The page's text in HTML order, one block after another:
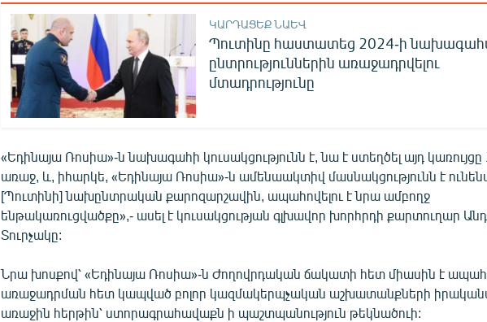
ԿԱՐԴԱՑԵՔ ՆԱԵՎ
Պուտինը հաստատեց 2024-ի
ընտրություններին առաջադրվելու
մտադրությունը
«Եդինայա Ռոսիա»-ն նախագահի կուսակցությունն է, նա է ստեղծել այդ
առաջ, և, իհարկե, «Եդինայա Ռոսիա»-ն ամենաակտիվ մասնակցությունն է
[Պուտինի] նախընտրական քարոզարշավին, ապահովելու է նրա ամբողջ
ենթակառուցվածքը»,- ասել է կուսակցության գլխավոր խորհրդի քարտուղար
Տուրչակը:
Նրա խոսքով՝ «Եդինայա Ռոսիա»-ն Ժողովրդական ճակատի հետ միասին է
առաջադրման հետ կապված բոլոր կազմակերպչական աշխատանքների
առաջին հերթին՝ ստորագրահավաքն ի պաշտպանություն թեկնածուի: